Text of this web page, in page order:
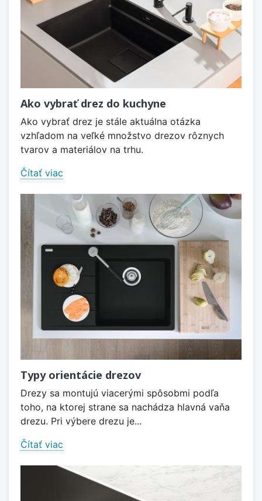
Ako vybrať drez do kuchyne
Ako vybrať drez je stále aktuálna otázka
vzhľadom na veľké množstvo drezov rôznych
tvarov a materiálov na trhu.
Čítať viac
Typy orientácie drezov
Drezy sa montujú viacerými spôsobmi podľa
toho, na ktorej strane sa nachádza hlavná vaňa
drezu. Pri výbere drezu je...
Čítať viac